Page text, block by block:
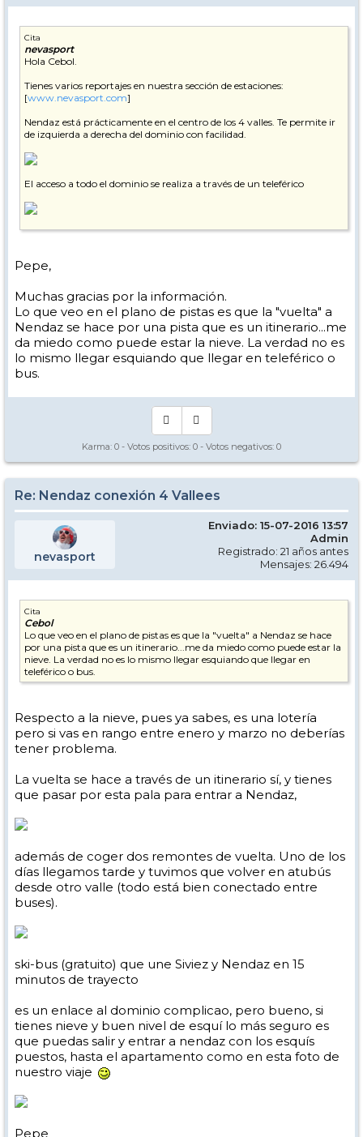
Cita
nevasport
Hola Cebol.
Tienes varios reportajes en nuestra sección de estaciones:
[www.nevasport.com]
Nendaz está prácticamente en el centro de los 4 valles. Te permite ir
de izquierda a derecha del dominio con facilidad.
El acceso a todo el dominio se realiza a través de un teleférico
No obstane, en ocasiones la zona de Nendaz no dispone de nieve
El pueblo es muy familiar, lejos del glamour de Verbier pero muy
Pepe,
Muchas gracias por la información.
Lo que veo en el plano de pistas es que la "vuelta" a
Nendaz se hace por una pista que es un itinerario...me
da miedo como puede estar la nieve. La verdad no es
lo mismo llegar esquiando que llegar en teleférico o
bus.
Karma: 0 - Votos positivos: 0 - Votos negativos: 0
Re: Nendaz conexión 4 Vallees
nevasport
Enviado: 15-07-2016 13:57
Admin
Registrado: 21 años antes
Mensajes: 26.494
Cita
Cebol
Lo que veo en el plano de pistas es que la "vuelta" a Nendaz se hace
por una pista que es un itinerario...me da miedo como puede estar la
nieve. La verdad no es lo mismo llegar esquiando que llegar en
teleférico o bus.
Respecto a la nieve, pues ya sabes, es una lotería
pero si vas en rango entre enero y marzo no deberías
tener problema.
La vuelta se hace a través de un itinerario sí, y tienes
que pasar por esta pala para entrar a Nendaz,
además de coger dos remontes de vuelta. Uno de los
días llegamos tarde y tuvimos que volver en atubús
desde otro valle (todo está bien conectado entre
buses).
ski-bus (gratuito) que une Siviez y Nendaz en 15
minutos de trayecto
es un enlace al dominio complicao, pero bueno, si
tienes nieve y buen nivel de esquí lo más seguro es
que puedas salir y entrar a nendaz con los esquís
puestos, hasta el apartamento como en esta foto de
nuestro viaje
Pepe